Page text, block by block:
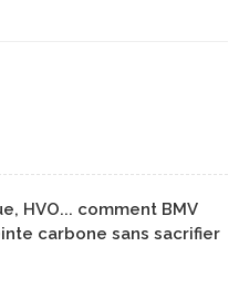
HVO... comment BMV
carbone sans sacrifier